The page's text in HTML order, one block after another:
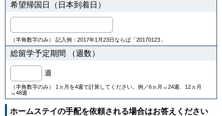
希望帰国日（日本到着日）
（半角数字のみ） 記入例：2017年1月23日ならば「20170123」
総留学予定期間 （週数）
週
（半角数字のみ） 1ヵ月を4週で計算してください。例／6ヵ月→24週、12ヵ月
→48週
ホームステイの手配を依頼される場合はお答えください